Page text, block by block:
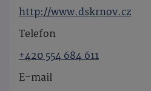
http://www.dskrnov.cz
Telefon
+420 554 684 611
E-mail